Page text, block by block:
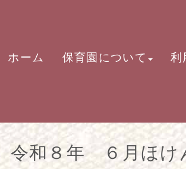
ホーム 保育園について 利
令和８年 ６月ほけ